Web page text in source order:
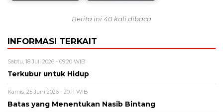
Berita ini 40 kali dibaca
INFORMASI TERKAIT
Sabtu, 18 Juli 2026 - 09:20 WIB
Terkubur untuk Hidup
Kamis, 25 Juni 2026 - 20:11 WIB
Batas yang Menentukan Nasib Bintang